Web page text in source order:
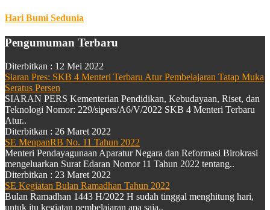
Hari Bumi Sedunia
Pengumuman Terbaru
Diterbitkan : 12 Mei 2022
Siaran Pres: SKB 4 Menteri Terbaru Atur Pembelajaran Tatap Muka
Seratus Persen
SIARAN PERS Kementerian Pendidikan, Kebudayaan, Riset, dan
Teknologi Nomor: 229/sipers/A6/V/2022 SKB 4 Menteri Terbaru
Atur..
Diterbitkan : 26 Maret 2022
SE MenpanRB No. 11 Tahun 2022
Menteri Pendayagunaan Aparatur Negara dan Reformasi Birokrasi
mengeluarkan Surat Edaran Nomor 11 Tahun 2022 tentang..
Diterbitkan : 23 Maret 2022
SE Kegiatan Bulan Ramadhan Tahun 2022
Bulan Ramadhan 1443 H/2022 H sudah tinggal menghitung hari,
untuk itu kegiatan pembelajaran apa saja..